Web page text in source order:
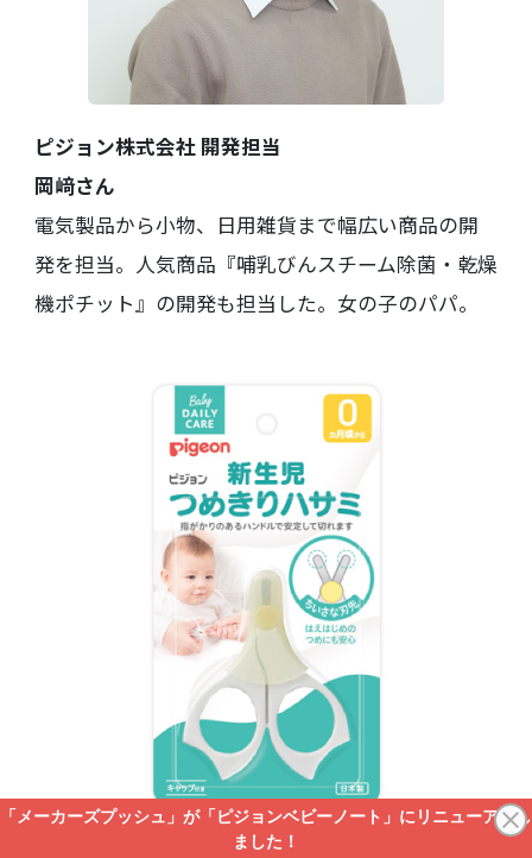
ピジョン株式会社 開発担当
岡﨑さん
電気製品から小物、日用雑貨まで幅広い商品の開
発を担当。人気商品『哺乳びんスチーム除菌・乾燥
機ポチット』の開発も担当した。女の子のパパ。